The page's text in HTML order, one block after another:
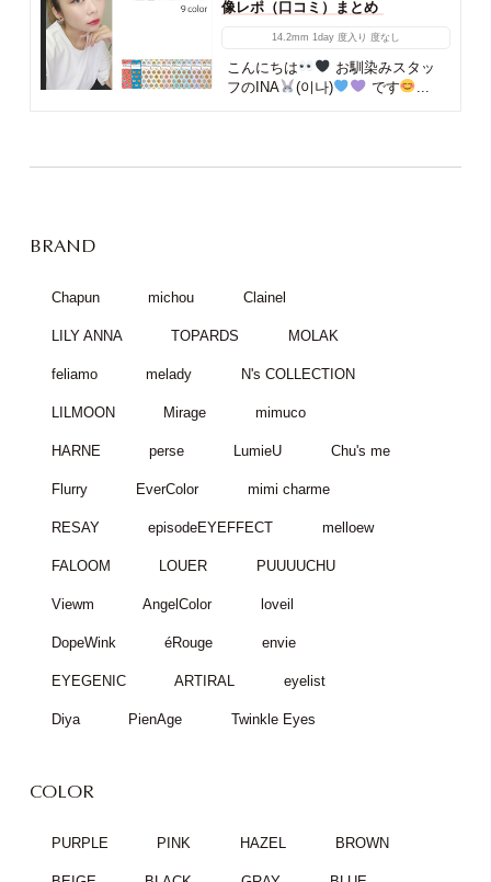
像レポ（口コミ）まとめ
14.2mm 1day 度入り 度なし
こんにちは
お馴染みスタッ
フのINA
(이나) です
BRAND
Chapun michou Clainel
LILY ANNA TOPARDS MOLAK
feliamo melady N's COLLECTION
LILMOON Mirage mimuco
HARNE perse LumieU Chu's me
Flurry EverColor mimi charme
RESAY episodeEYEFFECT melloew
FALOOM LOUER PUUUUCHU
Viewm AngelColor loveil
DopeWink éRouge envie
EYEGENIC ARTIRAL eyelist
Diya PienAge Twinkle Eyes
COLOR
PURPLE PINK HAZEL BROWN